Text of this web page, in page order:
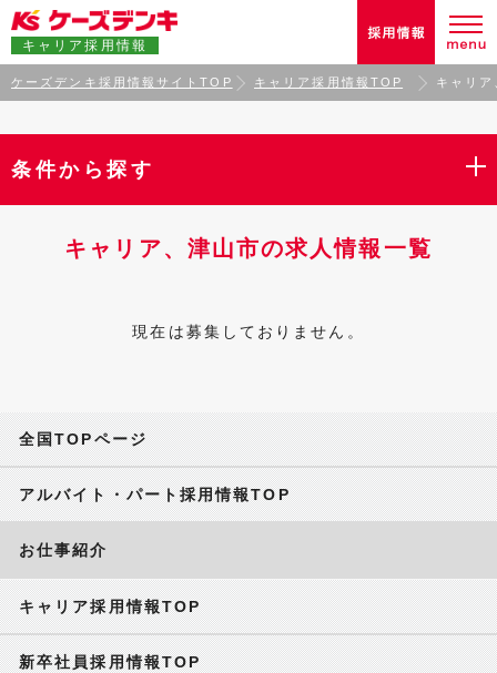
キャリア採用情報
ケーズデンキ採用情報サイトTOP キャリア採用情報TOP キャリ
条件から探す
キャリア、津山市の求人情報一覧
現在は募集しておりません。
全国TOPページ
アルバイト・パート採用情報TOP
お仕事紹介
キャリア採用情報TOP
新卒社員採用情報TOP